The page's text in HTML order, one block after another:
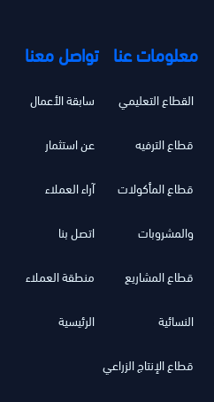
تواصل معنا
سابقة الأعمال
عن استثمار
آراء العملاء
اتصل بنا
منطقة العملاء
الرئيسية
معلومات عنا
القطاع التعليمي
قطاع الترفيه
قطاع المأكولات
والمشروبات
قطاع المشاريع
النسائية
قطاع الإنتاج الزراعي